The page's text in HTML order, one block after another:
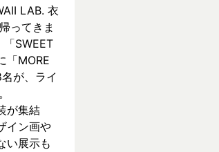
LAB. 衣
ってきま
「SWEET
「MORE
が、ライ
が集結
イン画や
い展示も